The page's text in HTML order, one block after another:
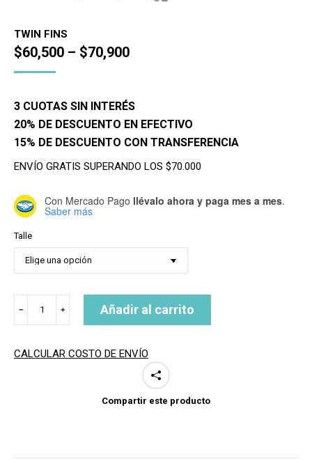
TWIN FINS
$60,500 – $70,900
3 CUOTAS SIN INTERÉS
20% DE DESCUENTO EN EFECTIVO
15% DE DESCUENTO CON TRANSFERENCIA
ENVÍO GRATIS SUPERANDO LOS $70.000
Con Mercado Pago llévalo ahora y paga mes a mes.
Saber más
Talle
FREELIFE
cantidad
﹣ ﹢ Añadir al carrito
CALCULAR COSTO DE ENVÍO
Compartir este producto